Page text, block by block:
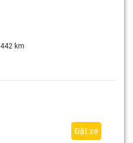
442 km
Đặt xe